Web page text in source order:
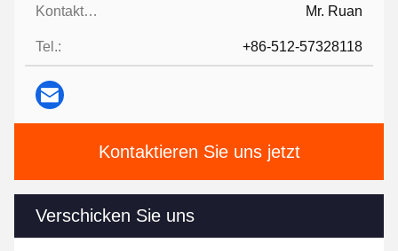
Kontaktpersonen: Mr. Ruan
Tel.: +86-512-57328118
Kontaktieren Sie uns jetzt
Verschicken Sie uns